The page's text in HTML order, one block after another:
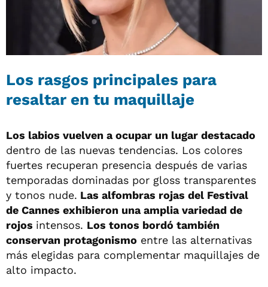
Los rasgos principales para
resaltar en tu maquillaje
Los labios vuelven a ocupar un lugar destacado
dentro de las nuevas tendencias. Los colores
fuertes recuperan presencia después de varias
temporadas dominadas por gloss transparentes
y tonos nude. Las alfombras rojas del Festival
de Cannes exhibieron una amplia variedad de
rojos intensos. Los tonos bordó también
conservan protagonismo entre las alternativas
más elegidas para complementar maquillajes de
alto impacto.